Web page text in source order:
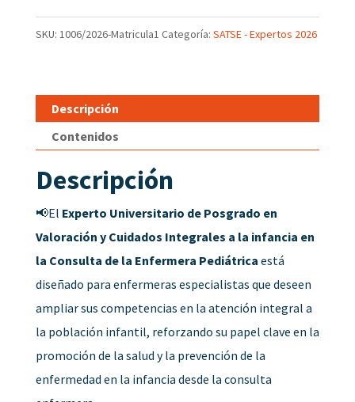
SKU: 1006/2026-Matricula1 Categoría: SATSE - Expertos 2026
Descripción
Contenidos
Descripción
📢El Experto Universitario de Posgrado en
Valoración y Cuidados Integrales a la infancia en
la Consulta de la Enfermera Pediátrica está
diseñado para enfermeras especialistas que deseen
ampliar sus competencias en la atención integral a
la población infantil, reforzando su papel clave en la
promoción de la salud y la prevención de la
enfermedad en la infancia desde la consulta